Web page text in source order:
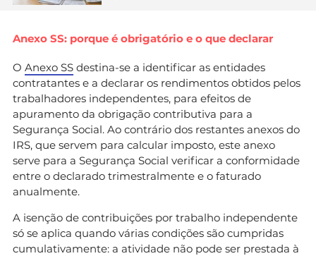
Anexo SS: porque é obrigatório e o que declarar
O Anexo SS destina-se a identificar as entidades
contratantes e a declarar os rendimentos obtidos pelos
trabalhadores independentes, para efeitos de
apuramento da obrigação contributiva para a
Segurança Social. Ao contrário dos restantes anexos do
IRS, que servem para calcular imposto, este anexo
serve para a Segurança Social verificar a conformidade
entre o declarado trimestralmente e o faturado
anualmente.
A isenção de contribuições por trabalho independente
só se aplica quando várias condições são cumpridas
cumulativamente: a atividade não pode ser prestada à